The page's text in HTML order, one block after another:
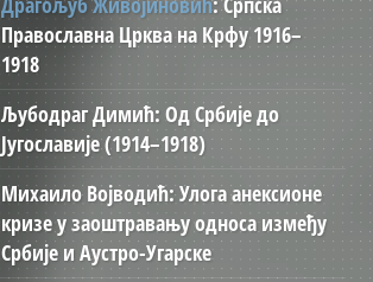
Православна Црква на Крфу 1916–
1918
Љубодраг Димић: Од Србије до
Југославије (1914–1918)
Михаило Војводић: Улога анексионе
кризе у заоштравању односа између
Србије и Аустро-Угарске